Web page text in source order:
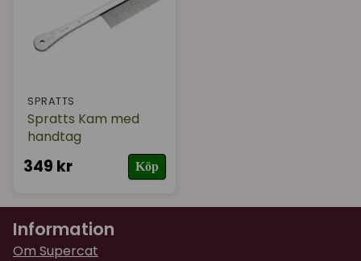
SPRATTS
Spratts Kam med
handtag
349 kr Köp
Information
Om Supercat